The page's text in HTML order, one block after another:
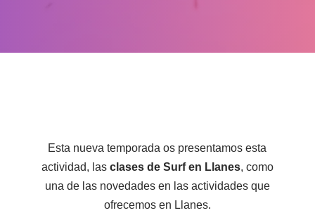
Esta nueva temporada os presentamos esta
actividad, las clases de Surf en Llanes, como
una de las novedades en las actividades que
ofrecemos en Llanes.